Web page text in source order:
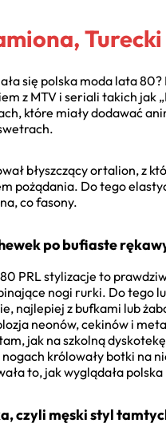
się polska moda lata
z MTV i seriali takich jak
które miały dodawać
błyszczący ortalion, z
pożądania. Do tego
co fasony.
po bufiaste
PRL stylizacje to
nogi rurki. Do tego
najlepiej z bufkami lub
neonów, cekinów i
jak na szkolną
królowały botki na
to, jak wyglądała
czyli męski styl